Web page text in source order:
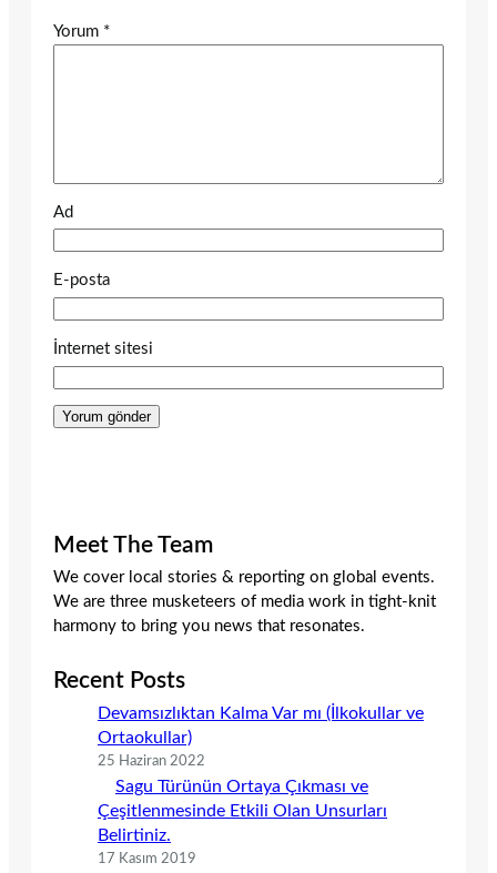
Yorum *
Ad
E-posta
İnternet sitesi
Meet The Team
We cover local stories & reporting on global events.
We are three musketeers of media work in tight-knit
harmony to bring you news that resonates.
Recent Posts
Devamsızlıktan Kalma Var mı (İlkokullar ve
Ortaokullar)
25 Haziran 2022
Sagu Türünün Ortaya Çıkması ve
Çeşitlenmesinde Etkili Olan Unsurları
Belirtiniz.
17 Kasım 2019